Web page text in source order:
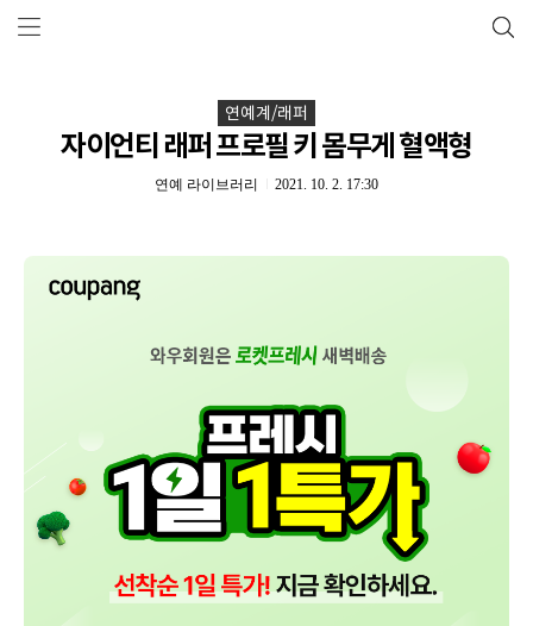
연예계/래퍼
자이언티 래퍼 프로필 키 몸무게 혈액형
연예 라이브러리 2021. 10. 2. 17:30